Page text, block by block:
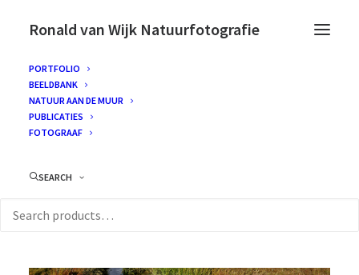
Ronald van Wijk Natuurfotografie
PORTFOLIO
BEELDBANK
NATUUR AAN DE MUUR
PUBLICATIES
FOTOGRAAF
SEARCH